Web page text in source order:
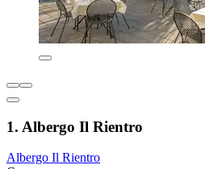
1. Albergo Il Rientro
Albergo Il Rientro